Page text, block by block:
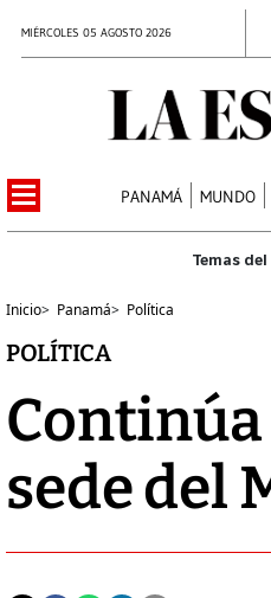
MIÉRCOLES 05 AGOSTO 2026
PANAMÁ MUNDO
Inicio> Panamá> Política
POLÍTICA
Continúa
sede del